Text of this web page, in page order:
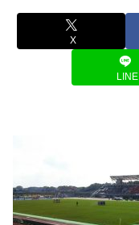
X
LINE